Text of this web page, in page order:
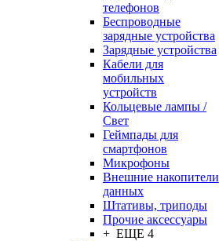
телефонов
Беспроводные
зарядные устройства
Зарядные устройства
Кабели для
мобильных
устройств
Кольцевые лампы /
Свет
Геймпады для
смартфонов
Микрофоны
Внешние накопители
данных
Штативы, триподы
Прочие аксессуары
+ ЕЩЕ 4